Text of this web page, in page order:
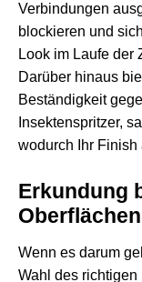
Verbindungen
blockieren und
Look im Laufe der
Darüber hinaus
Beständigkeit
Insektenspritzer,
wodurch Ihr
Erkundung
Oberflächen
Wenn es darum
Wahl des